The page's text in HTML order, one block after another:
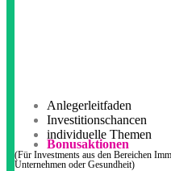
Anlegerleitfaden
Investitionschancen
individuelle Themen
Bonusaktionen
(Für Investments aus den Bereichen
Unternehmen oder Gesundheit)